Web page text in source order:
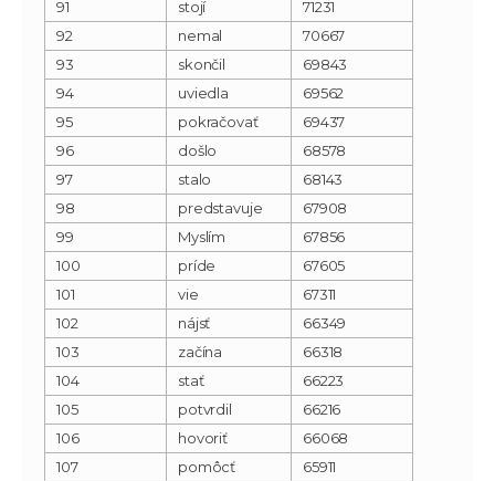
91 stojí
71231
92
nemal
70667
93
skončil
69843
94
uviedla
69562
95
pokračovať
69437
96
došlo
68578
97
stalo
68143
98
predstavuje
67908
99
Myslím
67856
100
príde
67605
101
vie
67311
102
nájsť
66349
103
začína
66318
104
stať
66223
105
potvrdil
66216
106
hovoriť
66068
107
pomôcť
65911